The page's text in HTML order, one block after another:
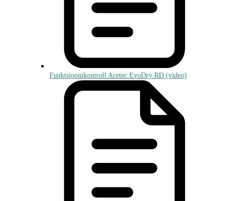
Funktsioonikontroll Acetec EvoDry RD (video)